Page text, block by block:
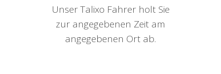
Unser Talixo Fahrer holt Sie
zur angegebenen Zeit am
angegebenen Ort ab.